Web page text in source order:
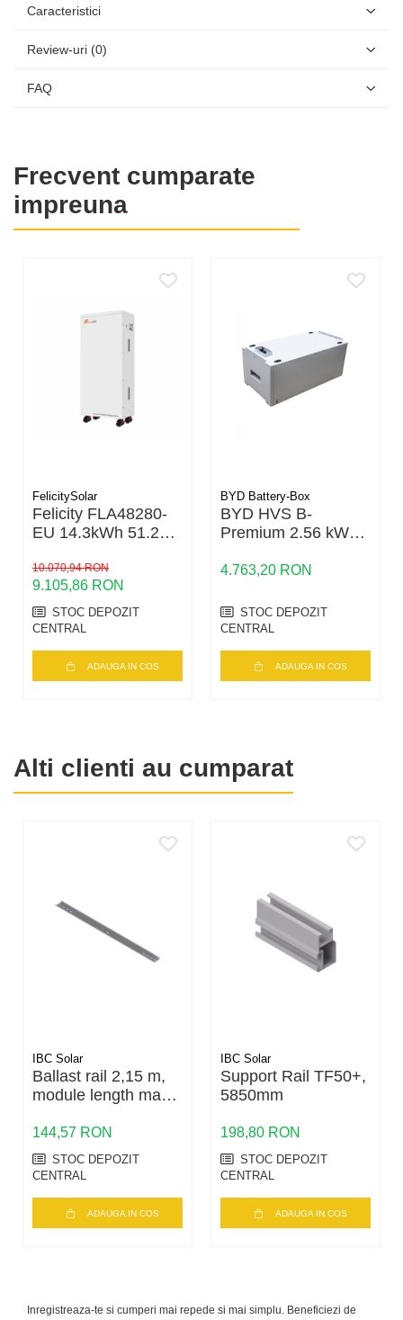
Sistem compatibil:
Material:aluminiu anodizat
Compatibilitate panouri:
Sistem clasic cu sine
Permite:
adaptare la diferite configuratii
Se poate utiliza pe:
Stabilitate ridicata
Preferat pentru proiecte:
rezidentiale
Durabilitate ridicata
coroziune
conditii meteo extreme
Caracteristici
Review-uri (0)
FAQ
Frecvent cumparate
impreuna
FelicitySolar
Felicity FLA48280-
EU 14.3kWh 51.2V
Stocare LV, 6000+
cicluri, Scalabilă
10.070,94 RON
9.105,86 RON
STOC DEPOZIT
CENTRAL
ADAUGA IN COS
BYD Battery-Box
BYD HVS B-
Premium 2.56 kWh
LiFePO4 pentru
4.763,20 RON
STOC DEPOZIT
CENTRAL
ADAUGA IN COS
Alti clienti au cumparat
IBC Solar
Ballast rail 2,15 m,
module length max.
144,57 RON
STOC DEPOZIT
CENTRAL
ADAUGA IN COS
IBC Solar
Support Rail TF50+,
5850mm
198,80 RON
STOC DEPOZIT
CENTRAL
ADAUGA IN COS
Inregistreaza-te si cumperi mai repede si mai simplu. Beneficiezi de